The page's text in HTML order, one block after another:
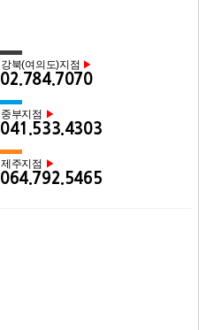
강북(여의도)지점 ▶
02.784.7070
중부지점 ▶
041.533.4303
제주지점 ▶
064.792.5465